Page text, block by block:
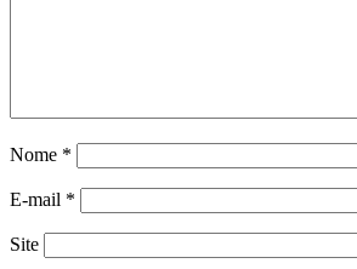
Nome *
E-mail *
Site